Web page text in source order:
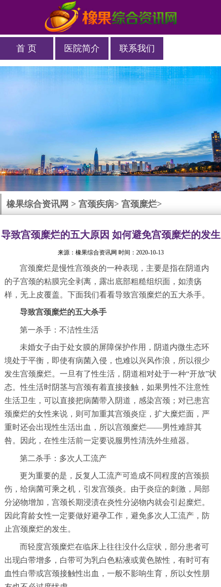
首 页 医院简介 联系我们
橡果综合资讯网 >宫颈疾病>宫颈糜烂>
导致宫颈糜烂的五大原因 如何避免宫颈糜烂的发生
来源： 橡果综合资讯网 时间：2020-10-13
宫颈糜烂是慢性宫颈炎的一种表现，主要是指在阴道内
的子宫颈的粘膜完全剥离，露出底部粗糙组织面，如溃疡
样，无上皮覆盖。下面我们看看导致宫颈糜烂的五大杀手。
导致宫颈糜烂的五大杀手
第一杀手：不洁性生活
未婚女子由于处女膜的屏障保护作用，阴道内微生态环
境处于平衡，即使有病菌入侵，也难以兴风作浪，所以很少
发生宫颈糜烂。一旦有了性生活，阴道相对处于一种“开放”状
态。性生活时阴茎与宫颈有着直接接触，如果男性不注意性
生活卫生，可以直接把病菌带入阴道，感染宫颈；对已患宫
颈糜烂的女性来说，则可加重其宫颈炎症，扩大糜烂面，严
重时还会出现性生活出血，所以宫颈糜烂——男性难辞其
咎。因此，在性生活前一定要说服男性清洗外生殖器。
第二杀手：多次人工流产
更为重要的是，反复人工流产可造成不同程度的宫颈损
伤，给病菌可乘之机，引发宫颈炎。由于炎症的刺激，局部
分泌物增加，宫颈长期浸渍在炎性分泌物内就会引起糜烂。
因此育龄女性一定要做好避孕工作，避免多次人工流产，防
止宫颈糜烂的发生。
而轻度宫颈糜烂在临床上往往没什么症状，部分患者可
出现白带增多，白带可为乳白色粘液或黄色脓性，有时可有
血性白带或宫颈接触性出血，一般不影响生育，所以女性朋